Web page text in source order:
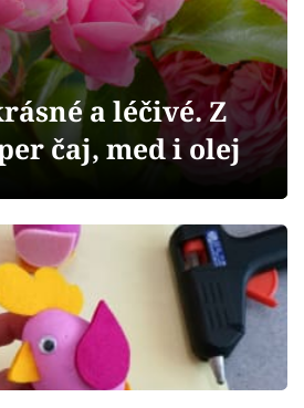
a léčivé. Z
čaj, med i olej